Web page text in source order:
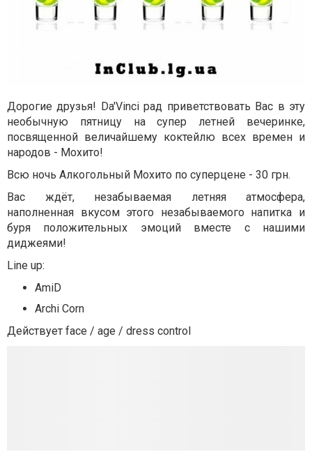
Дорогие друзья! Da'Vinci рад приветствовать Вас в эту
необычную пятницу на супер летней вечеринке,
посвященной величайшему коктейлю всех времен и
народов - Мохито!
Всю ночь Алкогольный Мохито по суперцене - 30 грн.
Вас ждёт, незабываемая летняя атмосфера,
наполненная вкусом этого незабываемого напитка и
буря положительных эмоций вместе с нашими
диджеями!
Line up:
AmiD
Archi Corn
Действует face / age / dress control